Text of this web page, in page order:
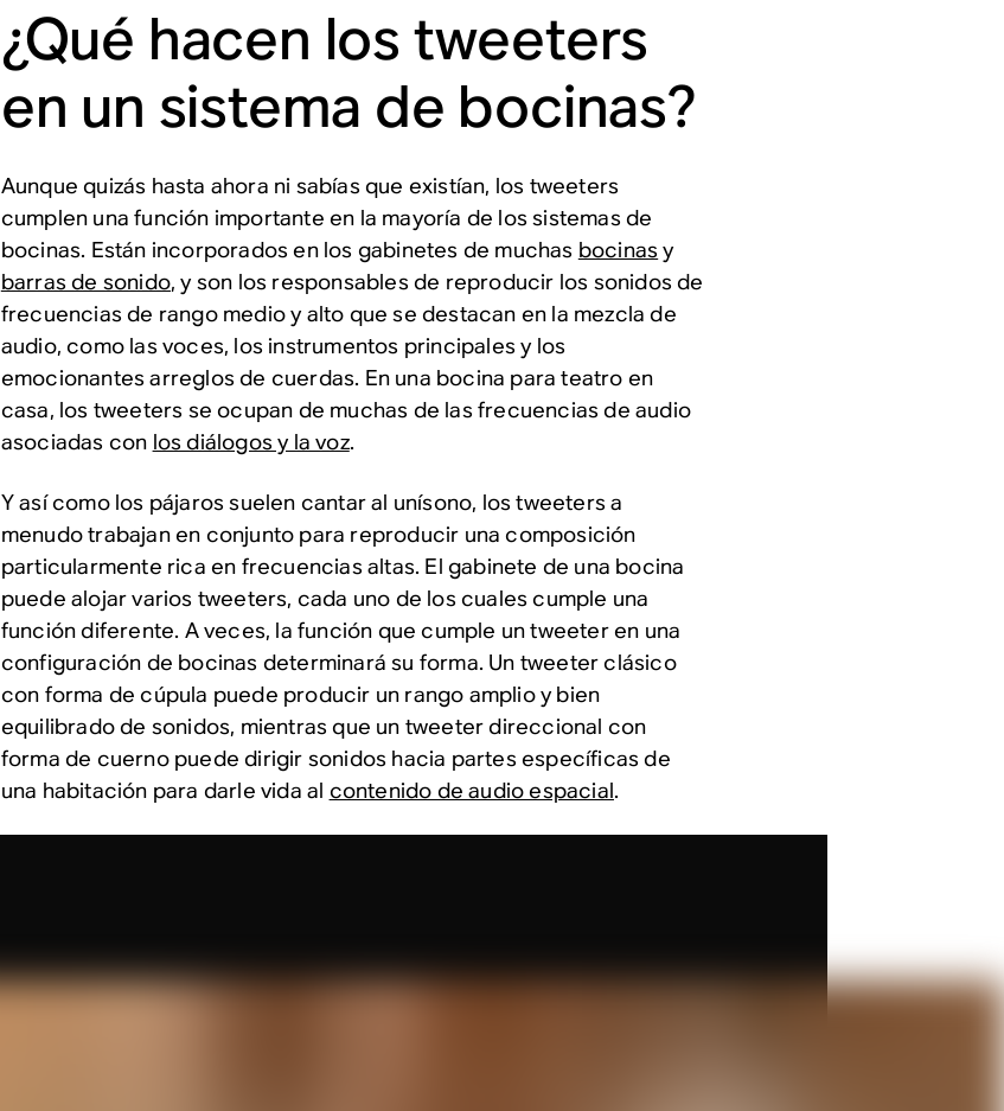
¿Qué hacen los tweeters
en un sistema de bocinas?
Aunque quizás hasta ahora ni sabías que existían, los tweeters
cumplen una función importante en la mayoría de los sistemas de
bocinas. Están incorporados en los gabinetes de muchas bocinas y
barras de sonido, y son los responsables de reproducir los sonidos de
frecuencias de rango medio y alto que se destacan en la mezcla de
audio, como las voces, los instrumentos principales y los
emocionantes arreglos de cuerdas. En una bocina para teatro en
casa, los tweeters se ocupan de muchas de las frecuencias de audio
asociadas con los diálogos y la voz.
Y así como los pájaros suelen cantar al unísono, los tweeters a
menudo trabajan en conjunto para reproducir una composición
particularmente rica en frecuencias altas. El gabinete de una bocina
puede alojar varios tweeters, cada uno de los cuales cumple una
función diferente. A veces, la función que cumple un tweeter en una
configuración de bocinas determinará su forma. Un tweeter clásico
con forma de cúpula puede producir un rango amplio y bien
equilibrado de sonidos, mientras que un tweeter direccional con
forma de cuerno puede dirigir sonidos hacia partes específicas de
una habitación para darle vida al contenido de audio espacial.